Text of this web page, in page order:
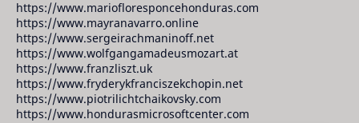
https://www.mariofloresponcehonduras.com
https://www.mayranavarro.online
https://www.sergeirachmaninoff.net
https://www.wolfgangamadeusmozart.at
https://www.franzliszt.uk
https://www.fryderykfranciszekchopin.net
https://www.piotrilichtchaikovsky.com
https://www.hondurasmicrosoftcenter.com